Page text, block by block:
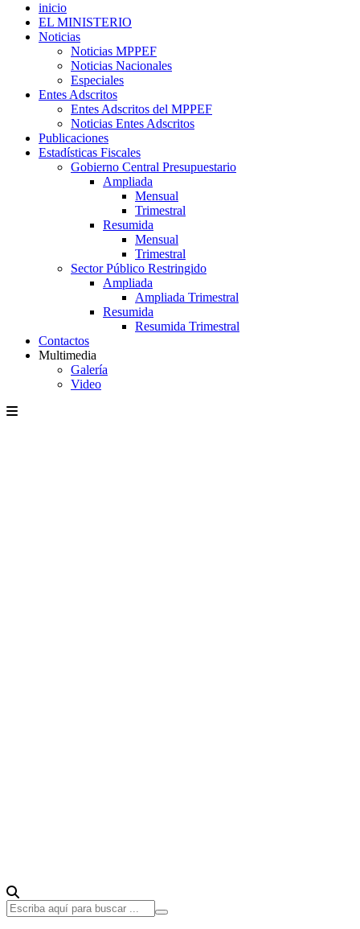
inicio
EL MINISTERIO
Noticias
Noticias MPPEF
Noticias Nacionales
Especiales
Entes Adscritos
Entes Adscritos del MPPEF
Noticias Entes Adscritos
Publicaciones
Estadísticas Fiscales
Gobierno Central Presupuestario
Ampliada
Mensual
Trimestral
Resumida
Mensual
Trimestral
Sector Público Restringido
Ampliada
Ampliada Trimestral
Resumida
Resumida Trimestral
Contactos
Multimedia
Galería
Video